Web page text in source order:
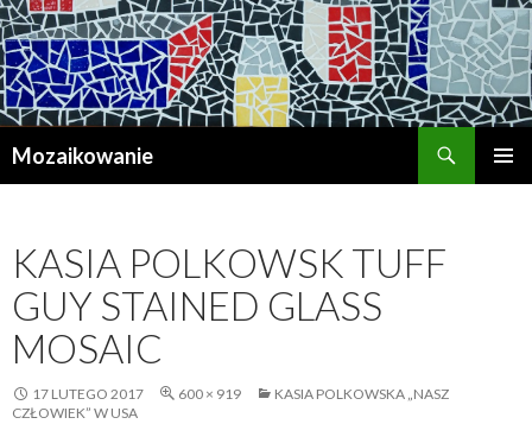
Mozaikowanie
KASIA POLKOWSK TUFF
GUY STAINED GLASS
MOSAIC
17 LUTEGO 2017 600 × 919
KASIA POLKOWSKA „NASZ
CZŁOWIEK” W USA